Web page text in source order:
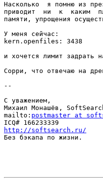
Насколько  я помню из
приводит  ни  к  каким
памяти, упрощения
У меня сейчас:
kern.openfiles: 3438
и хочется лимит задрать
Сорри, что отвечаю на
--
С уважением,
Михаил Монашёв,
mailto: postmaster at
http://softsearch.ru/
Без бэкапа по жизни.